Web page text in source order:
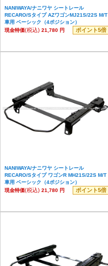
NANIWAYA/ナニワヤ シートレール
RECARO/Sタイプ AZワゴンMJ21S/22S M/T
車用 ベーシック（4ポジション）
現金特価(税込) 21,780 円 ポイント5倍
NANIWAYA/ナニワヤ シートレール
RECARO/Sタイプ ワゴンR MH21S/22S M/T
車用 ベーシック（4ポジション）
現金特価(税込) 21,780 円 ポイント5倍